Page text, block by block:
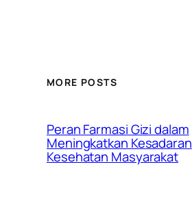
MORE POSTS
Peran Farmasi Gizi dalam
Meningkatkan Kesadaran
Kesehatan Masyarakat